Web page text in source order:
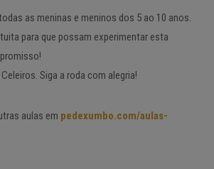
as meninas e meninos dos 5 ao 10 anos.
para que possam experimentar esta
Siga a roda com alegria!
aulas em pedexumbo.com/aulas-